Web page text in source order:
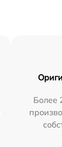
Более